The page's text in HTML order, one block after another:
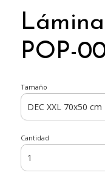
POP-
Tamaño
Cantidad